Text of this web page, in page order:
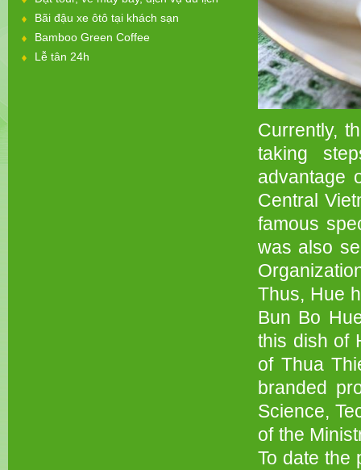
Bãi đậu xe ôtô tại khách sạn
Bamboo Green Coffee
Lễ tân 24h
Currently,
taking
advantage
Central
famous
was also
Thus, Hue
Bun Bo
this dish of
of Thua
branded
Science,
of the
To date the